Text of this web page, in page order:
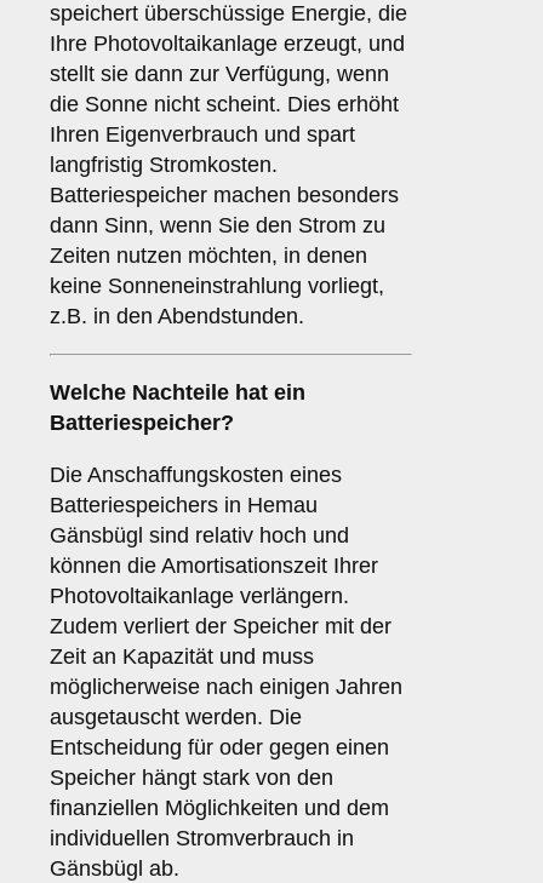
speichert überschüssige Energie, die
Ihre Photovoltaikanlage erzeugt, und
stellt sie dann zur Verfügung, wenn
die Sonne nicht scheint. Dies erhöht
Ihren Eigenverbrauch und spart
langfristig Stromkosten.
Batteriespeicher machen besonders
dann Sinn, wenn Sie den Strom zu
Zeiten nutzen möchten, in denen
keine Sonneneinstrahlung vorliegt,
z.B. in den Abendstunden.
Welche Nachteile hat ein
Batteriespeicher?
Die Anschaffungskosten eines
Batteriespeichers in Hemau
Gänsbügl sind relativ hoch und
können die Amortisationszeit Ihrer
Photovoltaikanlage verlängern.
Zudem verliert der Speicher mit der
Zeit an Kapazität und muss
möglicherweise nach einigen Jahren
ausgetauscht werden. Die
Entscheidung für oder gegen einen
Speicher hängt stark von den
finanziellen Möglichkeiten und dem
individuellen Stromverbrauch in
Gänsbügl ab.